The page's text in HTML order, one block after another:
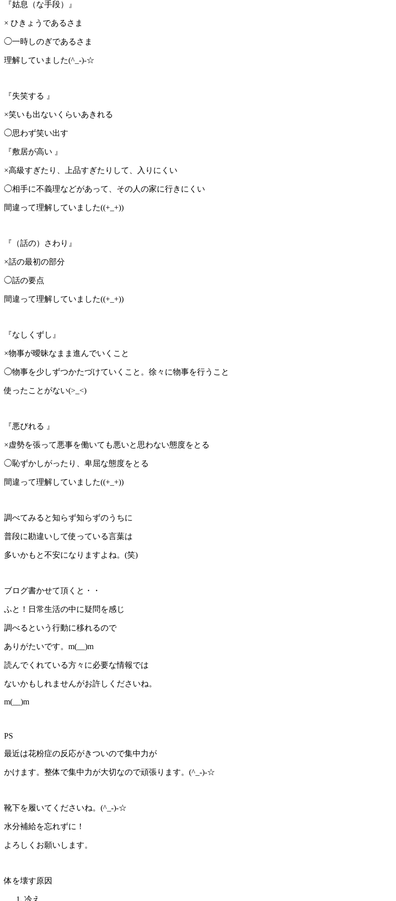
『姑息（な手段）』
× ひきょうであるさま
◯一時しのぎであるさま
理解していました(^_-)-☆
『失笑する 』
×笑いも出ないくらいあきれる
◯思わず笑い出す
『敷居が高い 』
×高級すぎたり、上品すぎたりして、入りにくい
◯相手に不義理などがあって、その人の家に行きにくい
間違って理解していました((+_+))
『（話の）さわり』
×話の最初の部分
◯話の要点
間違って理解していました((+_+))
『なしくずし』
×物事が曖昧なまま進んでいくこと
◯物事を少しずつかたづけていくこと。徐々に物事を行うこと
使ったことがない(>_<)
『悪びれる 』
×虚勢を張って悪事を働いても悪いと思わない態度をとる
◯恥ずかしがったり、卑屈な態度をとる
間違って理解していました((+_+))
調べてみると知らず知らずのうちに
普段に勘違いして使っている言葉は
多いかもと不安になりますよね。(笑)
ブログ書かせて頂くと・・
ふと！日常生活の中に疑問を感じ
調べるという行動に移れるので
ありがたいです。m(__)m
読んでくれている方々に必要な情報では
ないかもしれませんがお許しくださいね。
m(__)m
PS
最近は花粉症の反応がきついので集中力が
かけます。整体で集中力が大切なので頑張ります。(^_-)-☆
靴下を履いてくださいね。(^_-)-☆
水分補給を忘れずに！
よろしくお願いします。
体を壊す原因